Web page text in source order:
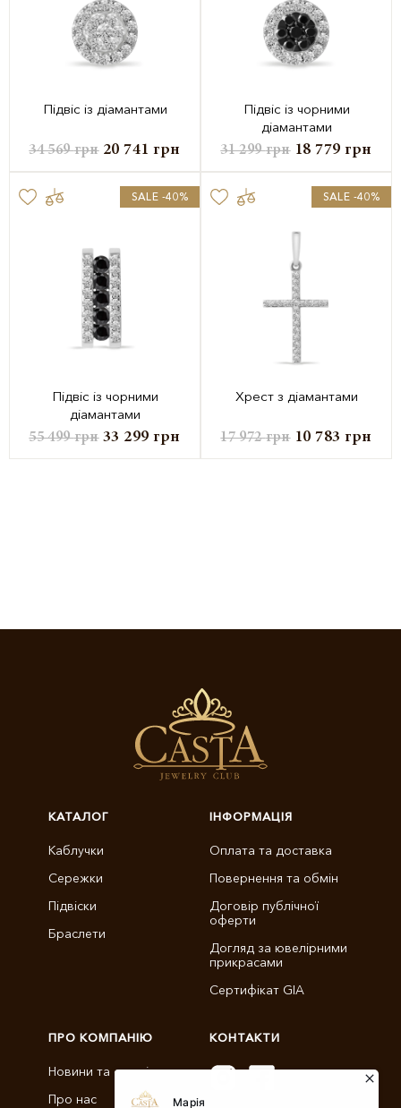
Підвіс із діамантами
34 569грн 20 741 грн
Підвіс із чорними
діамантами
31 299грн 18 779 грн
SALE -40%
Підвіс із чорними
діамантами
55 499грн 33 299 грн
SALE -40%
Хрест з діамантами
17 972грн 10 783 грн
КАТАЛОГ
Каблучки
Сережки
Підвіски
Браслети
ІНФОРМАЦІЯ
Оплата та доставка
Повернення та обмін
Договір публічної
оферти
Догляд за ювелірними
прикрасами
Сертифікат GIA
ПРО КОМПАНІЮ
Новини та статті
Про нас
КОНТАКТИ